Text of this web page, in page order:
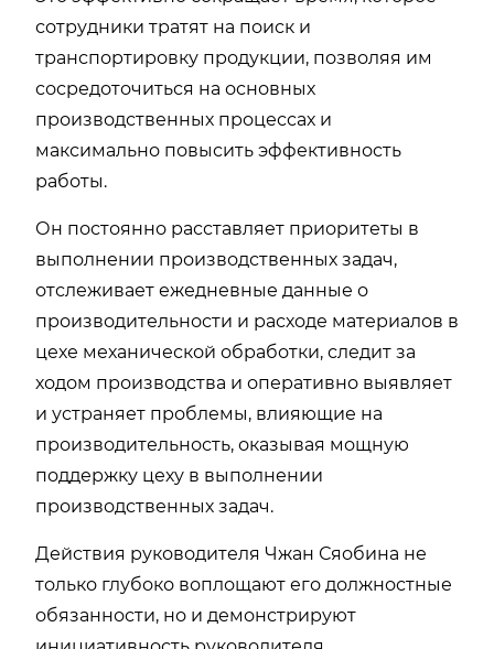
сотрудники тратят на поиск и
транспортировку продукции, позволяя им
сосредоточиться на основных
производственных процессах и
максимально повысить эффективность
работы.
Он постоянно расставляет приоритеты в
выполнении производственных задач,
отслеживает ежедневные данные о
производительности и расходе материалов в
цехе механической обработки, следит за
ходом производства и оперативно выявляет
и устраняет проблемы, влияющие на
производительность, оказывая мощную
поддержку цеху в выполнении
производственных задач.
Действия руководителя Чжан Сяобина не
только глубоко воплощают его должностные
обязанности, но и демонстрируют